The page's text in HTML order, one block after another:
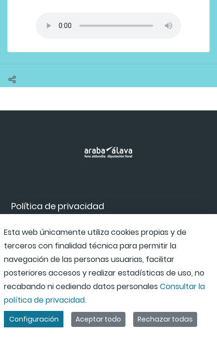
Política de privacidad
Accesibilidad
Canal de denuncias
Esta web únicamente utiliza cookies propias y de
terceros con finalidad técnica para permitir la
navegación de las personas usuarias, facilitar
posteriores accesos y realizar estadísticas de uso, no
recabando ni cediendo datos personales Consultar la
política de privacidad.
Configuración Aceptar todo Rechazar todas